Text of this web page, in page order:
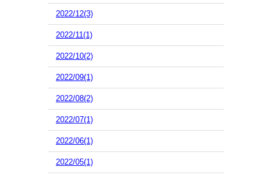
2022/12(3)
2022/11(1)
2022/10(2)
2022/09(1)
2022/08(2)
2022/07(1)
2022/06(1)
2022/05(1)